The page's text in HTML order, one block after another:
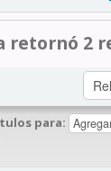
retornó 2
para: